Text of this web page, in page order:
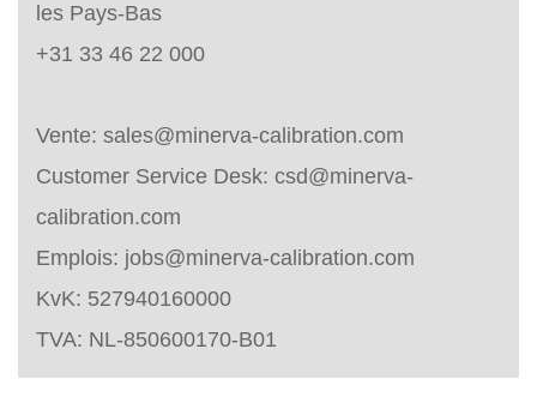
les Pays-Bas
+31 33 46 22 000
Vente: sales@minerva-calibration.com
Customer Service Desk: csd@minerva-
calibration.com
Emplois: jobs@minerva-calibration.com
KvK: 527940160000
TVA: NL-850600170-B01